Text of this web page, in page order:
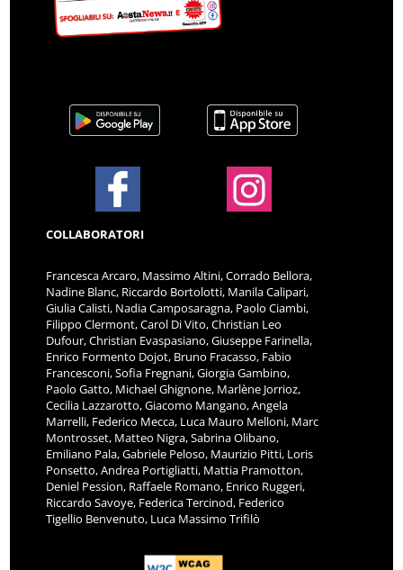
COLLABORATORI
Francesca Arcaro, Massimo Altini, Corrado Bellora,
Nadine Blanc, Riccardo Bortolotti, Manila Calipari,
Giulia Calisti, Nadia Camposaragna, Paolo Ciambi,
Filippo Clermont, Carol Di Vito, Christian Leo
Dufour, Christian Evaspasiano, Giuseppe Farinella,
Enrico Formento Dojot, Bruno Fracasso, Fabio
Francesconi, Sofia Fregnani, Giorgia Gambino,
Paolo Gatto, Michael Ghignone, Marlène Jorrioz,
Cecilia Lazzarotto, Giacomo Mangano, Angela
Marrelli, Federico Mecca, Luca Mauro Melloni, Marc
Montrosset, Matteo Nigra, Sabrina Olibano,
Emiliano Pala, Gabriele Peloso, Maurizio Pitti, Loris
Ponsetto, Andrea Portigliatti, Mattia Pramotton,
Deniel Pession, Raffaele Romano, Enrico Ruggeri,
Riccardo Savoye, Federica Tercinod, Federico
Tigellio Benvenuto, Luca Massimo Trifilò